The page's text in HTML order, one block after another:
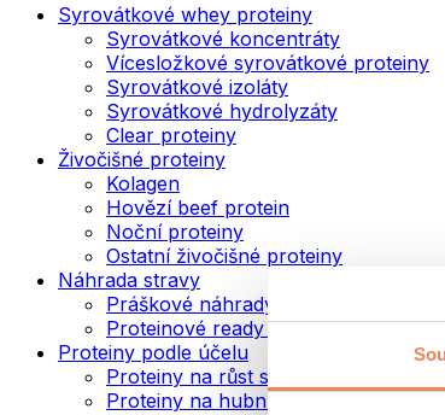
Syrovátkové whey proteiny
Syrovátkové koncentráty
Vícesložkové syrovátkové proteiny
Syrovátkové izoláty
Syrovátkové hydrolyzáty
Clear proteiny
Živočišné proteiny
Kolagen
Hovězí beef protein
Noční proteiny
Ostatní živočišné proteiny
Náhrada stravy
Práškové náhrady stravy
Proteinové ready to drink nápoje
Proteiny podle účelu
Proteiny na růst svalů
Proteiny na hubnutí